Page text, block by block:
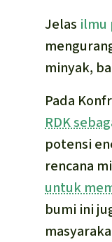
Jelas ilmu
minyak,
Pada
RDK
potensi
rencana
untuk
bumi ini